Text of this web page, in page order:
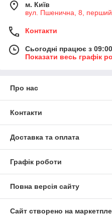
м. Київ
вул. Пшенична, 8, перший
Контакти
Сьогодні працює з
Показати весь графік
Про нас
Контакти
Доставка та оплата
Графік роботи
Повна версія сайту
Сайт створено на